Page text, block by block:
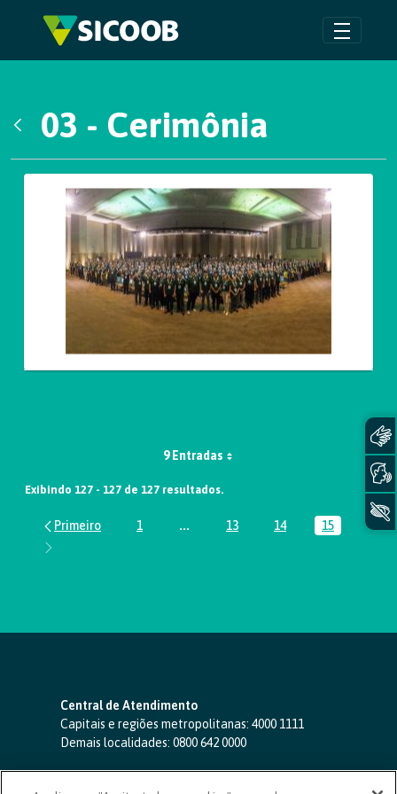
Pular para o Conteúdo principal
03 - Cerimônia
9 Entradas
Exibindo 127 - 127 de 127 resultados.
Página
1 ...Páginas intermediárias Usar ABA
Página
13 Página
14 Página
15
Central de Atendimento
Capitais e regiões metropolitanas: 4000 1111
Demais localidades: 0800 642 0000
SAC 24 horas-0800 724 4420